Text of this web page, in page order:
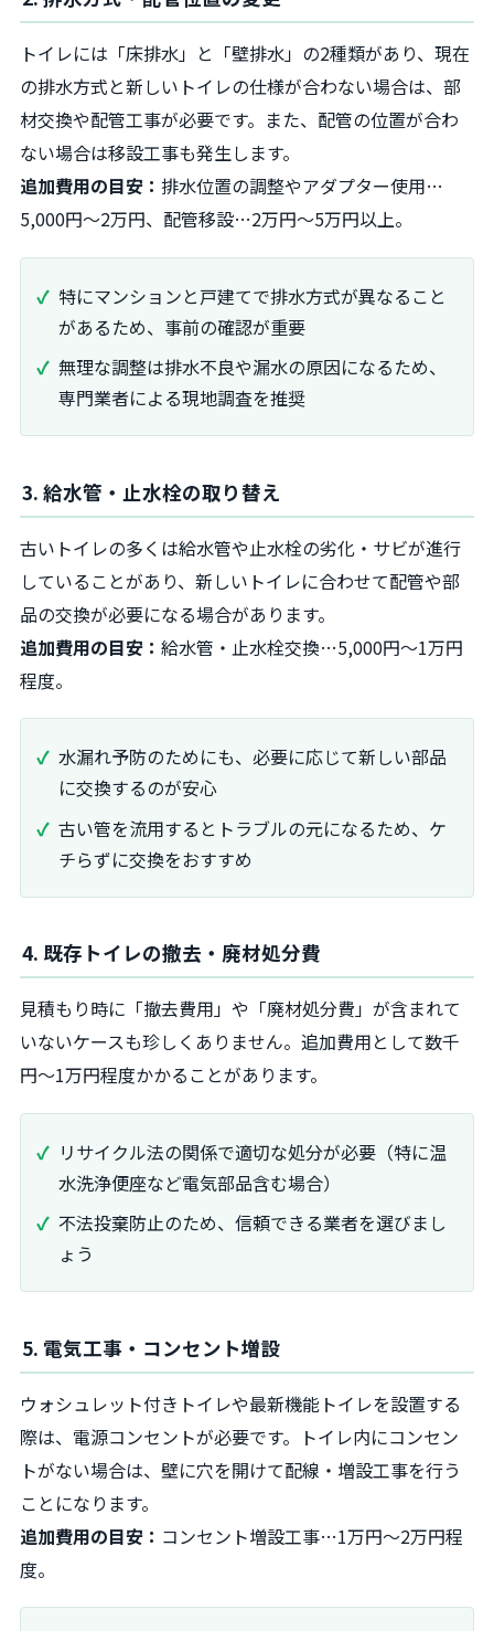
トイレには「床排水」と「壁排水」の2種類があり、現在
の排水方式と新しいトイレの仕様が合わない場合は、部
材交換や配管工事が必要です。また、配管の位置が合わ
ない場合は移設工事も発生します。
追加費用の目安： 排水位置の調整やアダプター使用…
5,000円〜2万円、配管移設…2万円〜5万円以上。
特にマンションと戸建てで排水方式が異なること
があるため、事前の確認が重要
無理な調整は排水不良や漏水の原因になるため、
専門業者による現地調査を推奨
3. 給水管・止水栓の取り替え
古いトイレの多くは給水管や止水栓の劣化・サビが進行
していることがあり、新しいトイレに合わせて配管や部
品の交換が必要になる場合があります。
追加費用の目安： 給水管・止水栓交換…5,000円〜1万円
程度。
水漏れ予防のためにも、必要に応じて新しい部品
に交換するのが安心
古い管を流用するとトラブルの元になるため、ケ
チらずに交換をおすすめ
4. 既存トイレの撤去・廃材処分費
見積もり時に「撤去費用」や「廃材処分費」が含まれて
いないケースも珍しくありません。追加費用として数千
円〜1万円程度かかることがあります。
リサイクル法の関係で適切な処分が必要（特に温
水洗浄便座など電気部品含む場合）
不法投棄防止のため、信頼できる業者を選びまし
ょう
5. 電気工事・コンセント増設
ウォシュレット付きトイレや最新機能トイレを設置する
際は、電源コンセントが必要です。トイレ内にコンセン
トがない場合は、壁に穴を開けて配線・増設工事を行う
ことになります。
追加費用の目安： コンセント増設工事…1万円〜2万円程
度。